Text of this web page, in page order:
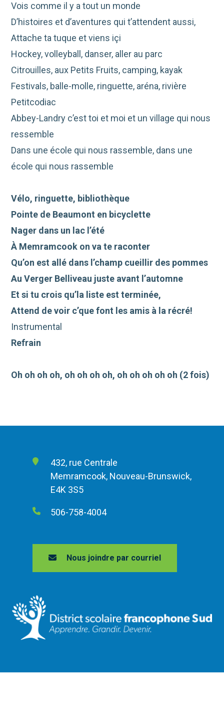
Vois comme il y a tout un monde
D’histoires et d’aventures qui t’attendent aussi,
Attache ta tuque et viens içi
Hockey, volleyball, danser, aller au parc
Citrouilles, aux Petits Fruits, camping, kayak
Festivals, balle-molle, ringuette, aréna, rivière
Petitcodiac
Abbey-Landry c’est toi et moi et un village qui nous
ressemble
Dans une école qui nous rassemble, dans une
école qui nous rassemble
Vélo, ringuette, bibliothèque
Pointe de Beaumont en bicyclette
Nager dans un lac l’été
À Memramcook on va te raconter
Qu’on est allé dans l’champ cueillir des pommes
Au Verger Belliveau juste avant l’automne
Et si tu crois qu’la liste est terminée,
Attend de voir c’que font les amis à la récré!
Instrumental
Refrain
Oh oh oh oh, oh oh oh oh, oh oh oh oh oh (2 fois)
432, rue Centrale
Memramcook, Nouveau-Brunswick,
E4K 3S5
506-758-4004
Nous joindre par courriel